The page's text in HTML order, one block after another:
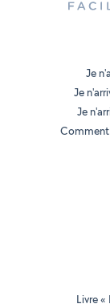
Je
Je
Je
Livre